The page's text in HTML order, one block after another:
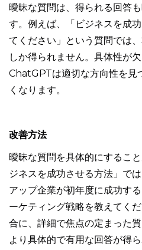
曖昧な質問は、得られる回答
す。例えば、「ビジネスを成
てください」という質問では
しか得られません。具体性が欠
ChatGPTは適切な方向性を見
くなります。
改善方法
曖昧な質問を具体的にするこ
ジネスを成功させる方法」で
アップ企業が初年度に成功す
ーケティング戦略を教えてく
合に、詳細で焦点の定まった質
より具体的で有用な回答が得ら